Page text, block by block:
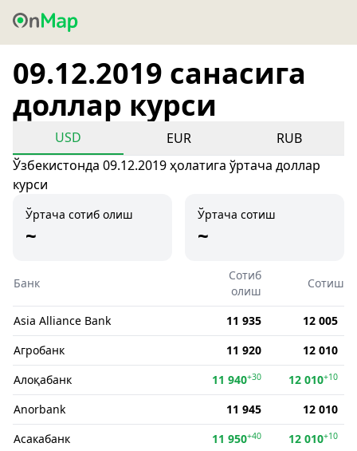
09.12.2019 санасига
доллар курси
USD EUR
RUB
Ўзбекистонда 09.12.2019 ҳолатига ўртача доллар
курси
Ўртача сотиб олиш
~
Ўртача сотиш
~
Банк
Сотиб
олиш
Сотиш
Asia Alliance Bank 11 935
12 005
Агробанк
11 920
12 010
Алоқабанк
11 940+30 12 010+10
Anorbank 11 945
12 010
Асакабанк
11 950+40 12 010+10